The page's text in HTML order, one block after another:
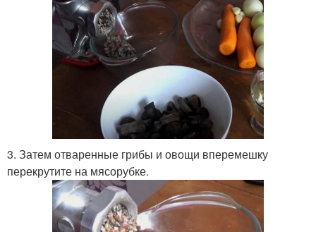
3. Затем отваренные грибы и овощи вперемешку
перекрутите на мясорубке.